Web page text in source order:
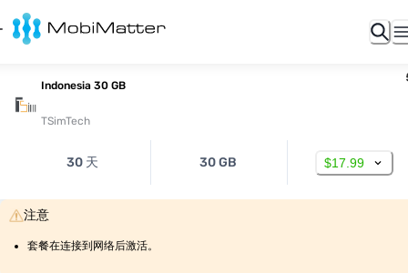
Indonesia 30 GB
TSimTech
30 天 30 GB $17.99
注意
套餐在连接到网络后激活。